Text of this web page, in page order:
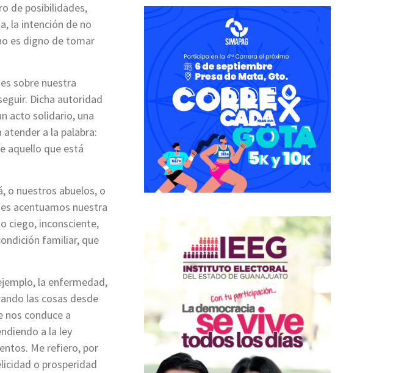
de posibilidades,
la intención de no
es digno de tomar
sobre nuestra
Dicha autoridad
acto solidario, una
a la palabra:
aquello que está
o nuestros abuelos, o
acentuamos nuestra
ciego, inconsciente,
familiar, que
la enfermedad,
las cosas desde
nos conduce a
a la ley
Me refiero, por
o prosperidad